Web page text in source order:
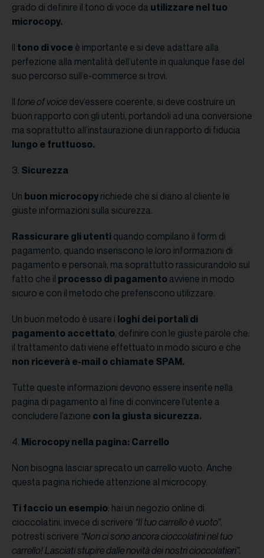
grado di definire il tono di voce da utilizzare nel tuo
microcopy.
Il tono di voce è importante e si deve adattare alla
perfezione alla mentalità dell’utente in qualunque fase del
suo percorso sull’e-commerce si trovi.
Il tone of voice dev’essere coerente, si deve costruire un
buon rapporto con gli utenti, portandoli ad una conversione
ma soprattutto all’instaurazione di un rapporto di fiducia
lungo e fruttuoso.
3. Sicurezza
Un buon microcopy richiede che si diano al cliente le
giuste informazioni sulla sicurezza.
Rassicurare gli utenti quando compilano il form di
pagamento, quando inseriscono le loro informazioni di
pagamento e personali, ma soprattutto rassicurandolo sul
fatto che il processo di pagamento avviene in modo
sicuro e con il metodo che preferiscono utilizzare.
Un buon metodo è usare i loghi dei portali di
pagamento accettato, definire con le giuste parole che:
il trattamento dati viene effettuato in modo sicuro e che
non riceverà e-mail o chiamate SPAM.
Tutte queste informazioni devono essere inserite nella
pagina di pagamento al fine di convincere l’utente a
concludere l’azione con la giusta sicurezza.
4. Microcopy nella pagina: Carrello
Non bisogna lasciar sprecato un carrello vuoto. Anche
questa pagina richiede attenzione al microcopy.
Ti faccio un esempio: hai un negozio online di
cioccolatini, invece di scrivere “Il tuo carrello è vuoto”,
potresti scrivere “Non ci sono ancora cioccolatini nel tuo
carrello! Lasciati stupire dalle novità dei nostri cioccolatieri”.